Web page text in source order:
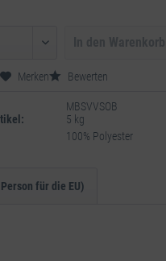
Merken Bewerten
MBSVVSOB
5 kg
100% Polyester
für die EU)